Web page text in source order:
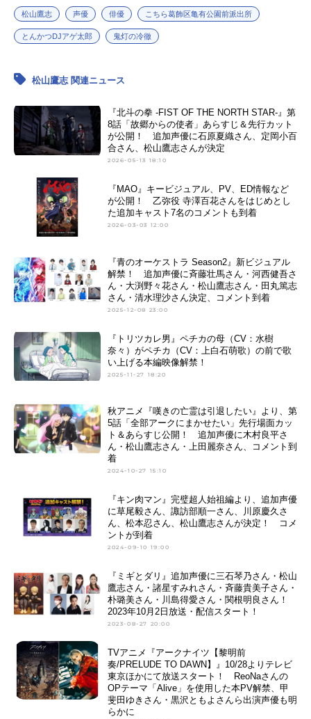
松山鷹志 声優 俳優 こちら葛飾区亀有公園前派出所
とんかつDJアゲ太郎 鬼灯の冷徹
松山鷹志 関連ニュース
『北斗の拳 -FIST OF THE NORTH STAR-』第
8話「故郷からの使者」あらすじ＆先行カット
が公開！ 追加声優に石原夏織さん、定岡小百
合さん、松山鷹志さんが決定
2026-05-13 18:10
『MAO』キービジュアル、PV、ED情報など
が公開！ 乙弥役 寺澤百花さんをはじめとし
た追加キャスト7名のコメントも到着
2026-03-03 12:00
『青のオーケストラ Season2』新ビジュアル
解禁！ 追加声優に斉藤壮馬さん・河西健吾さ
ん・大渕野々花さん・松山鷹志さん・田丸篤志
さん・清水理沙さん決定、コメント到着
2025-12-08 23:00
『トリツカレ男』ペチカの母（CV：水樹
奈々）がペチカ（CV：上白石萌歌）の前で歌
い上げる本編映像解禁！
2025-11-27 18:20
秋アニメ『嘆きの亡霊は引退したい』より、第
5話「全部アークにまかせたい」先行場面カッ
ト＆あらすじ公開！ 追加声優に木村良平さ
ん・松山鷹志さん・上田麗奈さん、コメント到
着
2024-10-27 15:10
『キン肉マン』完璧超人始祖編より、追加声優
に草尾毅さん、諏訪部順一さん、川原慶久さ
ん、松本忍さん、松山鷹志さんが決定！ コメ
ントが到着
2024-09-10 19:00
『ミギとダリ』追加声優に三石琴乃さん・松山
鷹志さん・諸星すみれさん・斉藤貴美子さん・
朴璐美さん・川島得愛さん・関根明良さん！
2023年10月2日放送・配信スタート！
2023-08-27 20:00
TVアニメ『アークナイツ【黎明前
奏/PRELUDE TO DAWN】』10/28よりテレビ
東京ほかにて放送スタート！ ReoNaさんの
OPテーマ「Alive」を使用した本PV解禁、甲
斐田ゆきさん・黒沢ともよさんら出演声優も明
らかに